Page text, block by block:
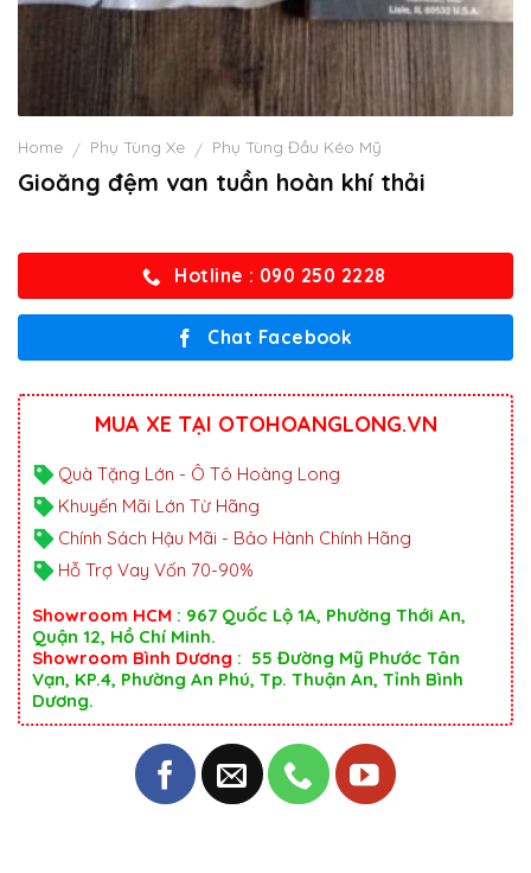
Home / Phụ Tùng Xe / Phụ Tùng Đầu Kéo Mỹ
Gioăng đệm van tuần hoàn khí thải
Hotline : 090 250 2228
Chat Facebook
MUA XE TẠI OTOHOANGLONG.VN
Quà Tặng Lớn - Ô Tô Hoàng Long
Khuyến Mãi Lớn Từ Hãng
Chính Sách Hậu Mãi - Bảo Hành Chính Hãng
Hỗ Trợ Vay Vốn 70-90%
Showroom HCM : 967 Quốc Lộ 1A, Phường Thới An,
Quận 12, Hồ Chí Minh.
Showroom Bình Dương : 55 Đường Mỹ Phước Tân
Vạn, KP.4, Phường An Phú, Tp. Thuận An, Tỉnh Bình
Dương.